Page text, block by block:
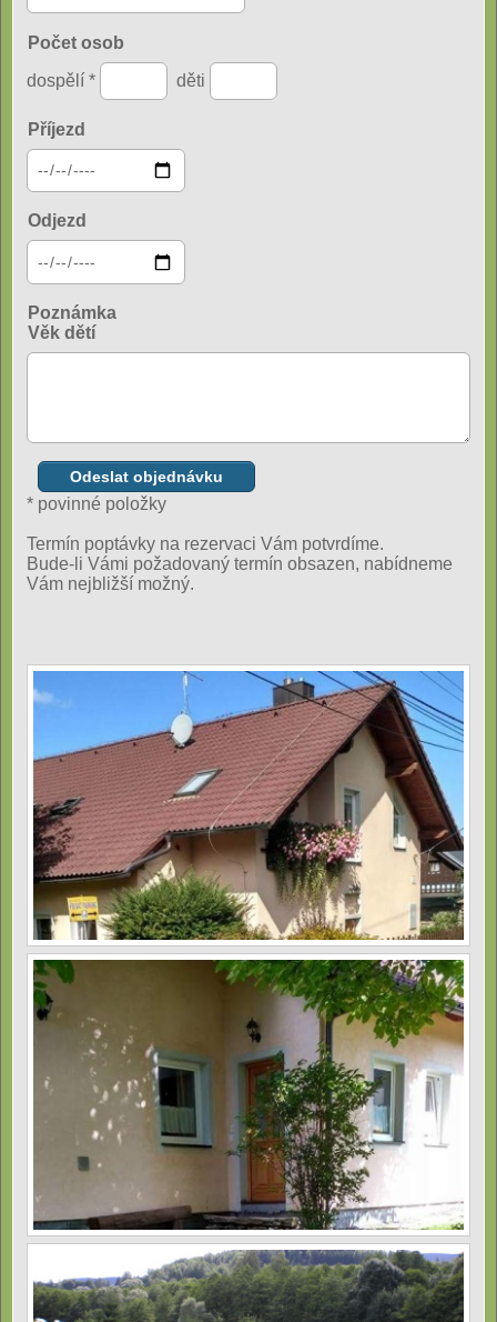
Počet osob
dospělí *
děti
Příjezd
Odjezd
Poznámka
Věk dětí
* povinné položky
Termín poptávky na rezervaci Vám potvrdíme.
Bude-li Vámi požadovaný termín obsazen, nabídneme
Vám nejbližší možný.